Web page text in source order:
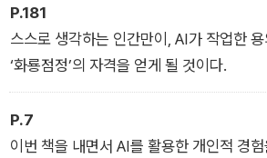
미드저니가 아무리 환상적인 그림을 그릴
는 인간에게 남겨져 있다. 바로 ‘화룡점정’
역량을 최대한 끌어올리는 것. 이를 위해
하고, 무엇을 준비해야 할까? 2배속 사회에
한 여백은 무엇인가? 올해의 〈트렌드 코리
P.181
스스로 생각하는 인간만이, AI가 작업한
‘화룡점정’의 자격을 얻게 될 것이다.
P.7
이번 책을 내면서 AI를 활용한 개인적 경